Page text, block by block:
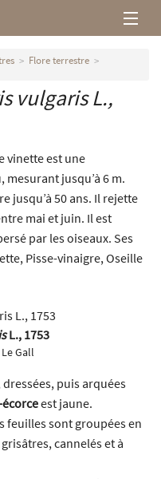
Flore terrestre
vulgarisL.,
vinette est une
mesurant jusqu’à 6 m.
jusqu’à 50 ans. Il rejette
mai et juin. Il est
par les oiseaux. Ses
Pisse-vinaigre, Oseille
L., 1753
Gall
puis arquées
est jaune.
feuilles sont groupées en
cannelés et à